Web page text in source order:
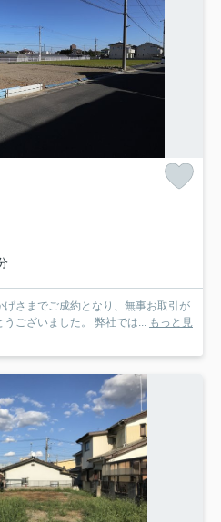
げさまでご成約となり、無事お取引が
ございました。 弊社では... もっと見